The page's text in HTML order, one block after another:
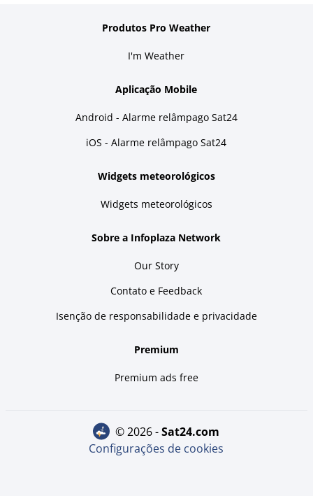
Produtos Pro Weather
I'm Weather
Aplicação Mobile
Android - Alarme relâmpago Sat24
iOS - Alarme relâmpago Sat24
Widgets meteorológicos
Widgets meteorológicos
Sobre a Infoplaza Network
Our Story
Contato e Feedback
Isenção de responsabilidade e privacidade
Premium
Premium ads free
© 2026 - sat24.com
Configurações de cookies